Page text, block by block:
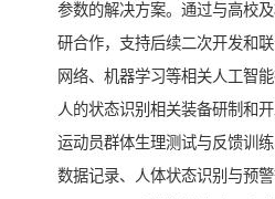
参数的解决方案。通过与高校
研合作，支持后续二次开发和
网络、机器学习等相关人工智
人的状态识别相关装备研制和
运动员群体生理测试与反馈训
数据记录、人体状态识别与预警